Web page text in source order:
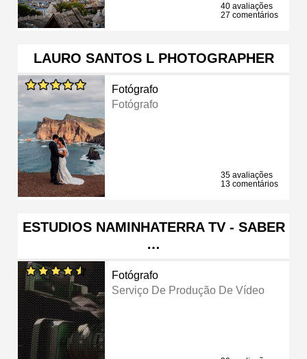
40 avaliações
27 comentários
LAURO SANTOS L PHOTOGRAPHER
Fotógrafo
Fotógrafo
35 avaliações
13 comentários
ESTUDIOS NAMINHATERRA TV - SABER
…
Fotógrafo
Serviço De Produção De Vídeo